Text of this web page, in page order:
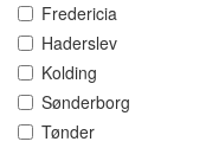
Fredericia
Haderslev
Kolding
Sønderborg
Tønder